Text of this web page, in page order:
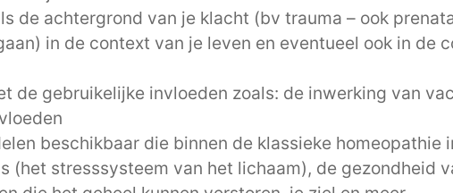
de achtergrond van je klacht (bv trauma – ook
in de context van je leven en eventueel ook in de
de gebruikelijke invloeden zoals: de inwerking van
beschikbaar die binnen de klassieke homeopathie
(het stresssysteem van het lichaam), de gezondheid